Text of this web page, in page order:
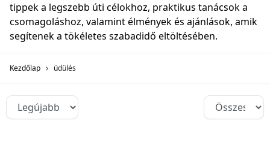
tippek a legszebb úti célokhoz, praktikus tanácsok a
csomagoláshoz, valamint élmények és ajánlások, amik
segítenek a tökéletes szabadidő eltöltésében.
Kezdőlap üdülés